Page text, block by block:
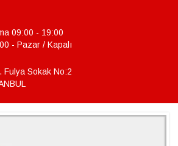
09:00 - 19:00
- Pazar / Kapalı
Fulya Sokak No:2